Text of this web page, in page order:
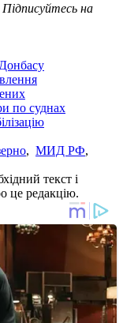
на
по суднах
, МИД РФ,
текст і
це редакцію.